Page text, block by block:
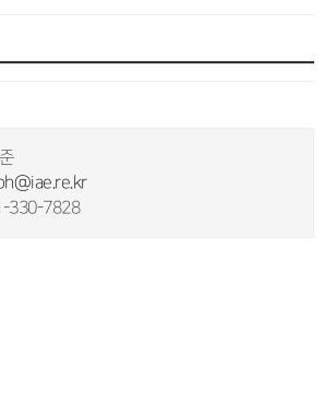
330-7828